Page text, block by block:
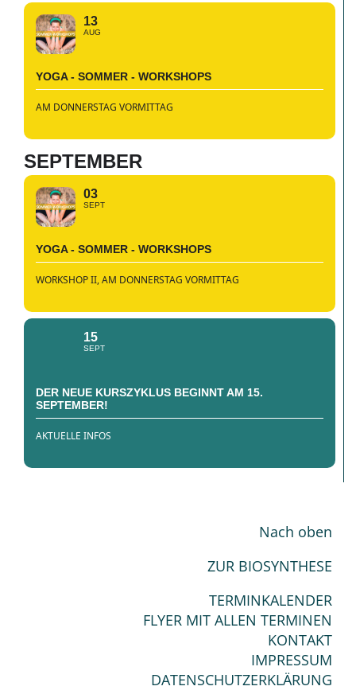
13
AUG
YOGA - SOMMER - WORKSHOPS
AM DONNERSTAG VORMITTAG
SEPTEMBER
03
SEPT
YOGA - SOMMER - WORKSHOPS
WORKSHOP II, AM DONNERSTAG VORMITTAG
15
SEPT
DER NEUE KURSZYKLUS BEGINNT AM 15.
SEPTEMBER!
AKTUELLE INFOS
Nach oben
ZUR BIOSYNTHESE
TERMINKALENDER
FLYER MIT ALLEN TERMINEN
KONTAKT
IMPRESSUM
DATENSCHUTZERKLÄRUNG